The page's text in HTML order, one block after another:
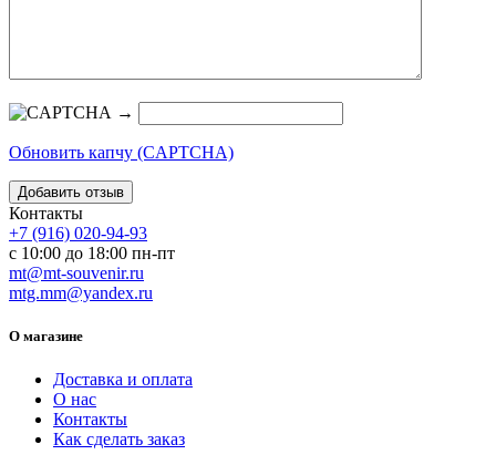
→
Обновить капчу (CAPTCHA)
Контакты
+7 (916) 020-94-93
с 10:00 до 18:00 пн-пт
mt@mt-souvenir.ru
mtg.mm@yandex.ru
О магазине
Доставка и оплата
О нас
Контакты
Как сделать заказ